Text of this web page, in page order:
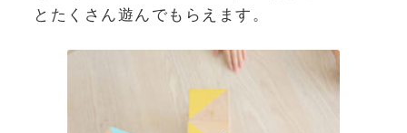
とたくさん遊んでもらえます。